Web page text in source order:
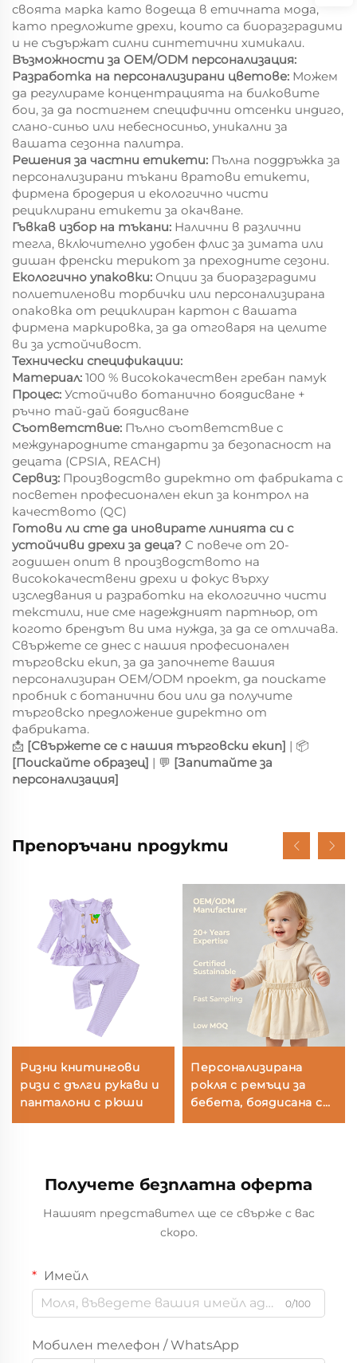
своята марка като водеща в етичната мода,
като предложите дрехи, които са биоразградими
и не съдържат силни синтетични химикали.
Възможности за OEM/ODM персонализация:
Разработка на персонализирани цветове: Можем
да регулираме концентрацията на билковите
бои, за да постигнем специфични отсенки индиго,
слано-синьо или небесносиньо, уникални за
вашата сезонна палитра.
Решения за частни етикети: Пълна поддръжка за
персонализирани тъкани вратови етикети,
фирмена бродерия и екологично чисти
рециклирани етикети за окачване.
Гъвкав избор на тъкани: Налични в различни
тегла, включително удобен флис за зимата или
дишан френски терикот за преходните сезони.
Екологично упаковки: Опции за биоразградими
полиетиленови торбички или персонализирана
опаковка от рециклиран картон с вашата
фирмена маркировка, за да отговаря на целите
ви за устойчивост.
Технически спецификации:
Материал: 100 % висококачествен гребан памук
Процес: Устойчиво ботанично боядисване +
ръчно тай-дай боядисване
Съответствие: Пълно съответствие с
международните стандарти за безопасност на
децата (CPSIA, REACH)
Сервиз: Производство директно от фабриката с
посветен професионален екип за контрол на
качеството (QC)
Готови ли сте да иновирате линията си с
устойчиви дрехи за деца? С повече от 20-
годишен опит в производството на
висококачествени дрехи и фокус върху
изследвания и разработки на екологично чисти
текстили, ние сме надеждният партньор, от
когото брендът ви има нужда, за да се отличава.
Свържете се днес с нашия професионален
търговски екип, за да започнете вашия
персонализиран OEM/ODM проект, да поискате
пробник с ботанични бои или да получите
търговско предложение директно от
фабриката.
📩 [Свържете се с нашия търговски екип] | 📦
[Поискайте образец] | 💬 [Запитайте за
персонализация]
Препоръчани продукти
Ризни книтингови
ризи с дълги рукави и
панталони с рюши
Персонализирана
рокля с ремъци за
бебета, боядисана с
растителни бои, от
производство на
дрехи за новородени и
Получете безплатна оферта
Нашият представител ще се свърже с вас
скоро.
Имейл
0/100
Мобилен телефон / WhatsApp